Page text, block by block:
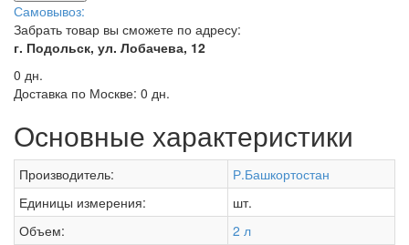
Самовывоз:
Забрать товар вы сможете по адресу:
г. Подольск, ул. Лобачева, 12
0 дн.
Доставка по Москве: 0 дн.
Основные характеристики
Производитель:
Р.Башкортостан
Единицы измерения:
шт.
Объем:
2 л